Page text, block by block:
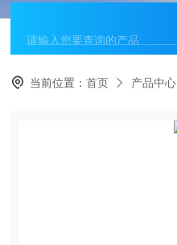
当前位置：首页 产品中心